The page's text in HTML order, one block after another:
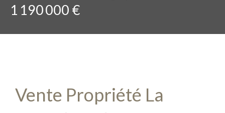
1 190 000 €
Vente Propriété La